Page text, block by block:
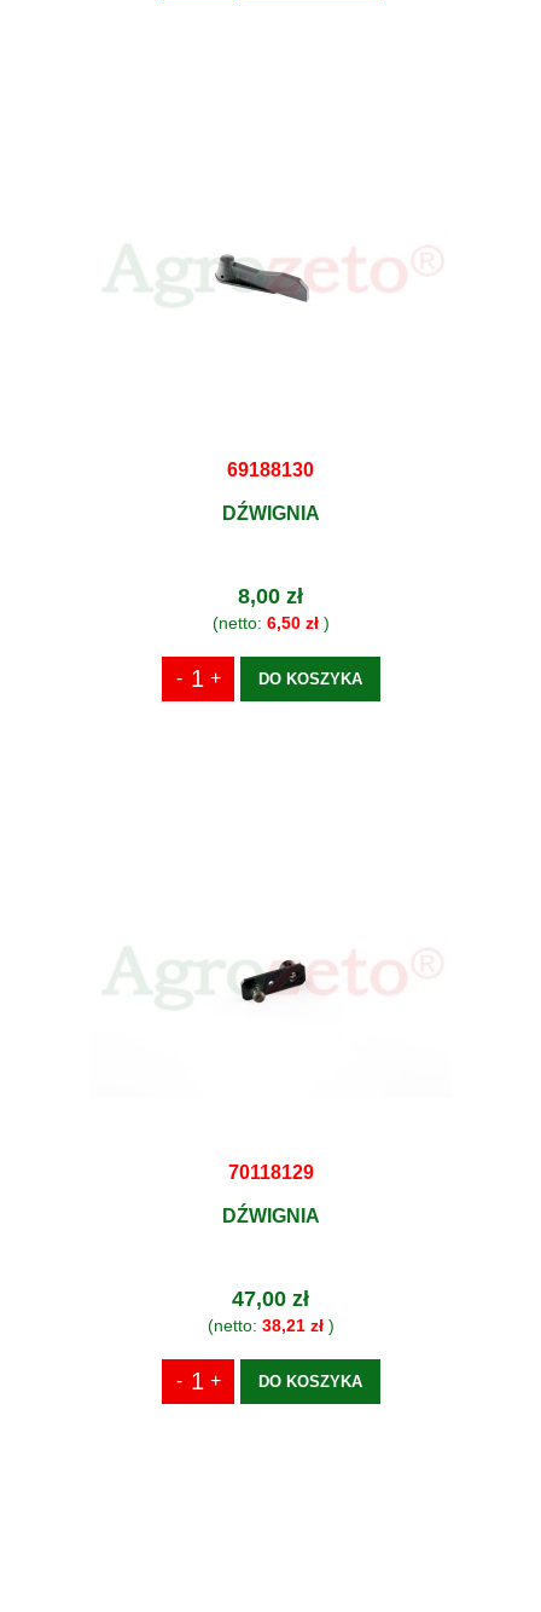
69188130
DŹWIGNIA
8,00 zł
(netto: 6,50 zł)
DO KOSZYKA
70118129
DŹWIGNIA
47,00 zł
(netto: 38,21 zł)
DO KOSZYKA